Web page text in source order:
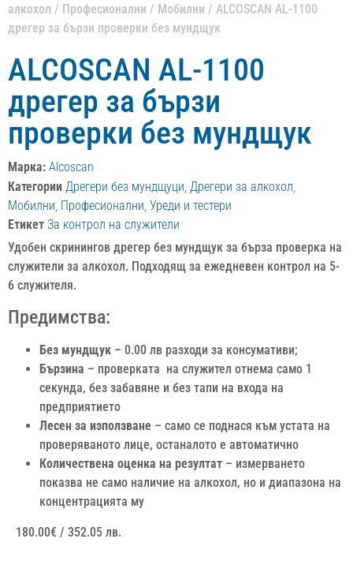
алкохол / Професионални / Мобилни / ALCOSCAN AL-1100
дрегер за бързи проверки без мундщук
ALCOSCAN AL-1100
дрегер за бързи
проверки без мундщук
Марка: Alcoscan
Категории Дрегери без мундщуци Дрегери за алкохол
Мобилни Професионални Уреди и тестери
Етикет За контрол на служители
Удобен скринингов дрегер без мундщук за бърза проверка на
служители за алкохол. Подходящ за ежедневен контрол на 5-
6 служителя.
Предимства:
Без мундщук – 0.00 лв разходи за консумативи;
Бързина – проверката на служител отнема само 1
секунда, без забавяне и без тапи на входа на
предприятието
Лесен за използване – само се поднася към устата на
проверяваното лице, останалото е автоматично
Количествена оценка на резултат – измерването
показва не само наличие на алкохол, но и диапазона на
концентрацията му
180.00€ / 352.05 лв.